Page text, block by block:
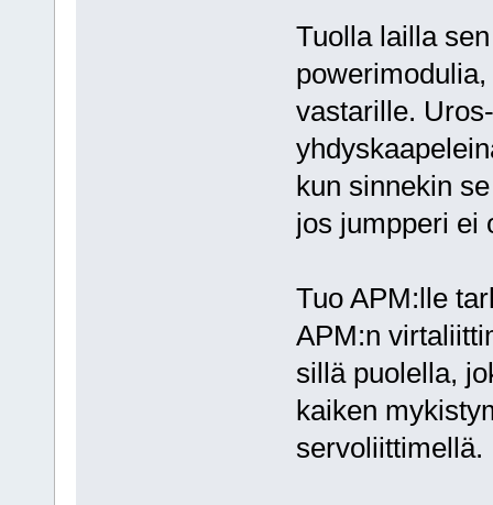
Tuolla lailla
vastarille.
kun sinnekin
jos jumpperi ei
Tuo APM:lle
APM:n
sillä puolella,
kaiken
servoliittimellä.